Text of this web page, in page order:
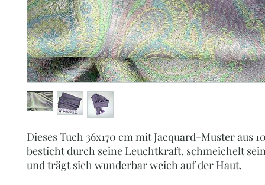
Dieses Tuch 36x170 cm mit Jacquard-Muster aus
besticht durch seine Leuchtkraft, schmeichelt
und trägt sich wunderbar weich auf der Haut.